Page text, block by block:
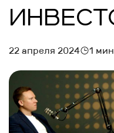
22 апреля 2024 1